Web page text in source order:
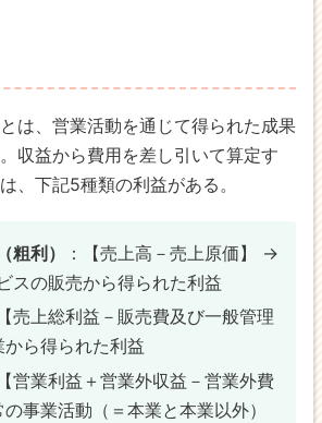
は、営業活動を通じて得られた成果
収益から費用を差し引いて算定す
、下記5種類の利益がある。
粗利）
：【売上高－売上原価】 →
スの販売から得られた利益
売上総利益－販売費及び一般管理
ら得られた利益
営業利益＋営業外収益－営業外費
事業活動（＝本業と本業以外）